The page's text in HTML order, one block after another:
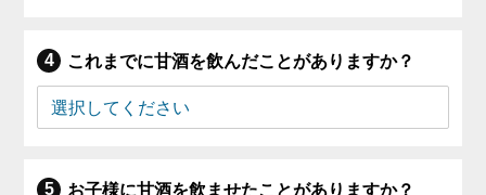
これまでに甘酒を飲んだことがありますか？
お子様に甘酒を飲ませたことがありますか？